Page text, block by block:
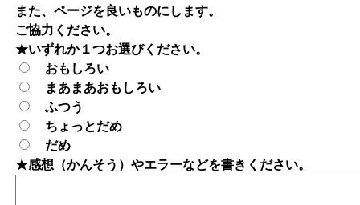
また、ページを良いものにします。
ご協力ください。
★いずれか１つお選びください。
おもしろい
まあまあおもしろい
ふつう
ちょっとだめ
だめ
★感想（かんそう）やエラーなどを書きください。